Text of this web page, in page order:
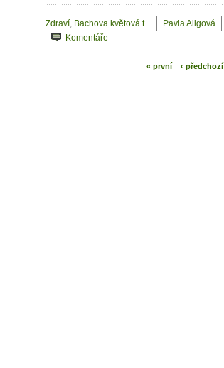
Zdraví, Bachova květová t... Pavla Aligová
Komentáře
« první ‹ předchozí